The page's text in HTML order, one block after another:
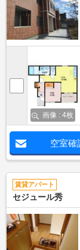
画像 : 4枚
空室確
賃貸アパート
セジュール秀